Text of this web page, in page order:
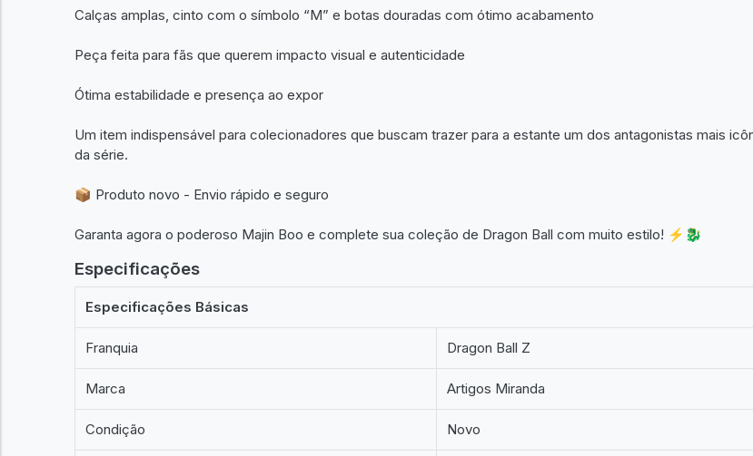
Calças amplas, cinto com o símbolo “M” e botas douradas com ótimo acabamento
Peça feita para fãs que querem impacto visual e autenticidade
Ótima estabilidade e presença ao expor
Um item indispensável para colecionadores que buscam trazer para a estante um dos antagonistas mais
da série.
📦 Produto novo - Envio rápido e seguro
Garanta agora o poderoso Majin Boo e complete sua coleção de Dragon Ball com muito estilo! ⚡🐉
Especificações
Especificações Básicas
Franquia Dragon Ball Z
Marca Artigos Miranda
Condição Novo